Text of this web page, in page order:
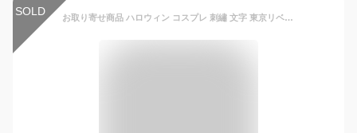
SOLD お取り寄せ商品 ハロウィン コスプレ 刺繡 文字 東京リベンジャーズ風 特攻服 ハロウィン コスプレ 衣装 卍 大人 男女兼用 大きいサイズ マイキー 佐野万次郎 服 男性 女性 メンズ レディース 男の子 ヤンキー キャラクター 仮装 変装 男装 パーティー イベント グッズ